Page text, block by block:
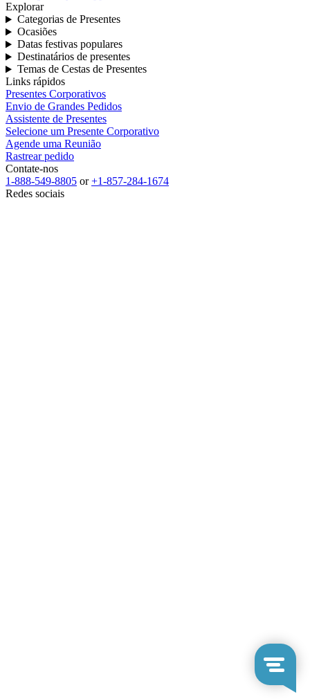
Explorar
Categorias de Presentes
Ocasiões
Datas festivas populares
Destinatários de presentes
Temas de Cestas de Presentes
Links rápidos
Presentes Corporativos
Envio de Grandes Pedidos
Assistente de Presentes
Selecione um Presente Corporativo
Agende uma Reunião
Rastrear pedido
Contate-nos
1-888-549-8805 or+1-857-284-1674
Redes sociais